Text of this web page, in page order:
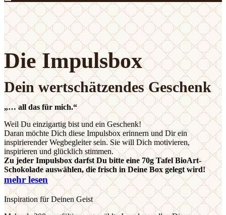
Die Impulsbox
Dein wertschätzendes Geschenk
„… all das für mich.“
Weil Du einzigartig bist und ein Geschenk!
Daran möchte Dich diese Impulsbox erinnern und Dir ein
inspirierender Wegbegleiter sein. Sie will Dich motivieren,
inspirieren und glücklich stimmen.
Zu jeder Impulsbox darfst Du bitte eine 70g Tafel BioArt-
Schokolade auswählen, die frisch in Deine Box gelegt wird!
mehr lesen
Inspiration für Deinen Geist